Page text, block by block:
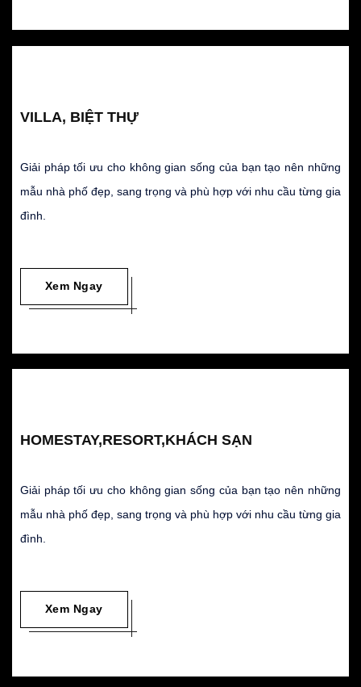
VILLA, BIỆT THỰ
Giải pháp tối ưu cho không gian sống của bạn tạo nên những
mẫu nhà phố đẹp, sang trọng và phù hợp với nhu cầu từng gia
đình.
Xem Ngay
HOMESTAY,RESORT,KHÁCH SẠN
Giải pháp tối ưu cho không gian sống của bạn tạo nên những
mẫu nhà phố đẹp, sang trọng và phù hợp với nhu cầu từng gia
đình.
Xem Ngay